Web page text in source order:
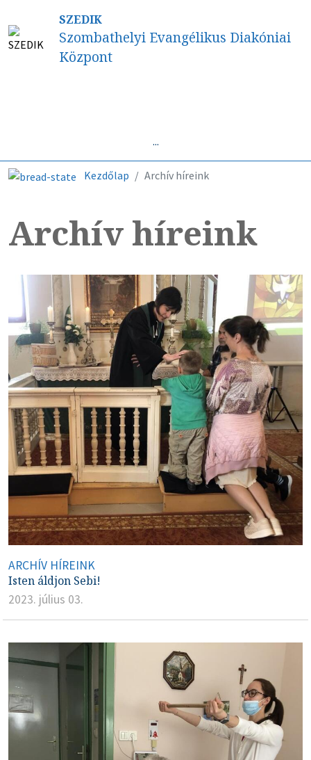
SZEDIK
Szombathelyi Evangélikus Diakóniai
Központ
...
Kezdőlap Archív híreink
Archív híreink
ARCHÍV HÍREINK
Isten áldjon Sebi!
2023. július 03.